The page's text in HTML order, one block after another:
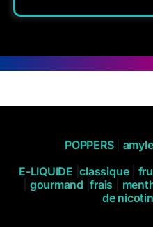
POPPERS| amyle
E-LIQUIDE |classique
gourmand |frais
de